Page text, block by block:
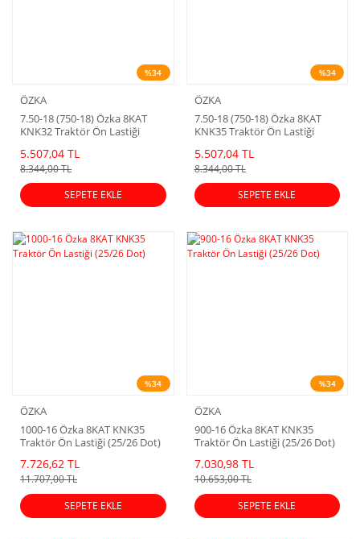
%34
ÖZKA
7.50-18 (750-18) Özka 8KAT
KNK32 Traktör Ön Lastiği
5.507,04 TL
8.344,00 TL
SEPETE EKLE
%34
ÖZKA
7.50-18 (750-18) Özka 8KAT
KNK35 Traktör Ön Lastiği
5.507,04 TL
8.344,00 TL
SEPETE EKLE
%34
ÖZKA
1000-16 Özka 8KAT KNK35
Traktör Ön Lastiği (25/26 Dot)
7.726,62 TL
11.707,00 TL
SEPETE EKLE
%34
ÖZKA
900-16 Özka 8KAT KNK35
Traktör Ön Lastiği (25/26 Dot)
7.030,98 TL
10.653,00 TL
SEPETE EKLE